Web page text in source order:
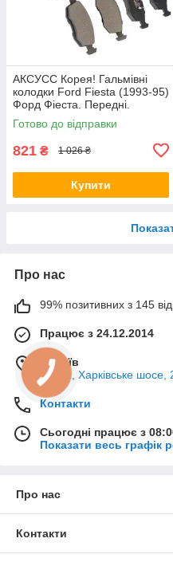
АКСУСС Корея! Гальмівні
колодки Ford Fiesta (1993-95)
Форд Фіеста. Передні.
GDB371 , TAR579 , TAR276
Готово до відправки
821 ₴ 1 026 ₴
Купити
Про нас
99% позитивних з 145
Працює з 24.12.2014
м. Київ
02121, Харківське шосе,
Контакти
Сьогодні працює з
Показати весь графік
Про нас
Контакти